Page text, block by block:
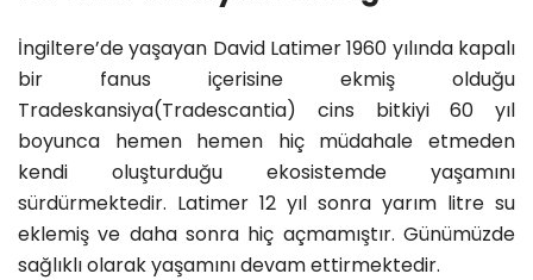
İngiltere’de yaşayan David Latimer 1960 yılında kapalı
bir fanus içerisine ekmiş olduğu
Tradeskansiya(Tradescantia) cins bitkiyi 60 yıl
boyunca hemen hemen hiç müdahale etmeden
kendi oluşturduğu ekosistemde yaşamını
sürdürmektedir. Latimer 12 yıl sonra yarım litre su
eklemiş ve daha sonra hiç açmamıştır. Günümüzde
sağlıklı olarak yaşamını devam ettirmektedir.